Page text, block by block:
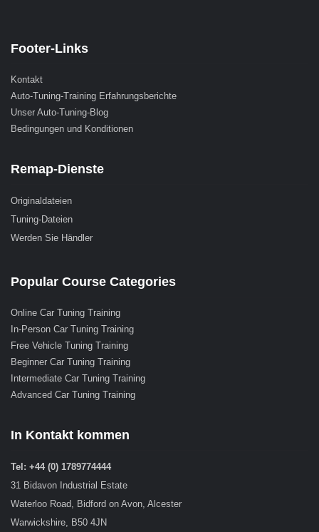
Footer-Links
Kontakt
Auto-Tuning-Training Erfahrungsberichte
Unser Auto-Tuning-Blog
Bedingungen und Konditionen
Remap-Dienste
Originaldateien
Tuning-Dateien
Werden Sie Händler
Popular Course Categories
Online Car Tuning Training
In-Person Car Tuning Training
Free Vehicle Tuning Training
Beginner Car Tuning Training
Intermediate Car Tuning Training
Advanced Car Tuning Training
In Kontakt kommen
Tel: +44 (0) 1789774444
31 Bidavon Industrial Estate
Waterloo Road, Bidford on Avon, Alcester
Warwickshire, B50 4JN